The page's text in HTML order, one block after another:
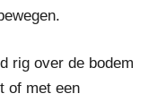
rig over de bodem
of met een